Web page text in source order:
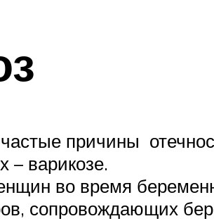
причины
– варикозе.
во время
сопровождающих